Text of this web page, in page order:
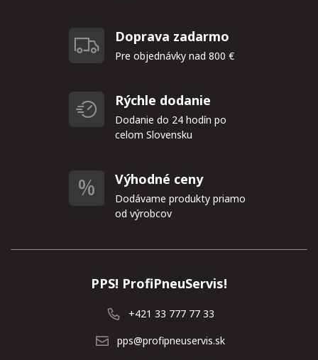
Doprava zadarmo
Pre objednávky nad 800 €
Rýchle dodanie
Dodanie do 24 hodín po
celom Slovensku
Výhodné ceny
Dodávame produkty priamo
od výrobcov
PPS! ProfiPneuServis!
+421 33 777 77 33
pps@profipneuservis.sk